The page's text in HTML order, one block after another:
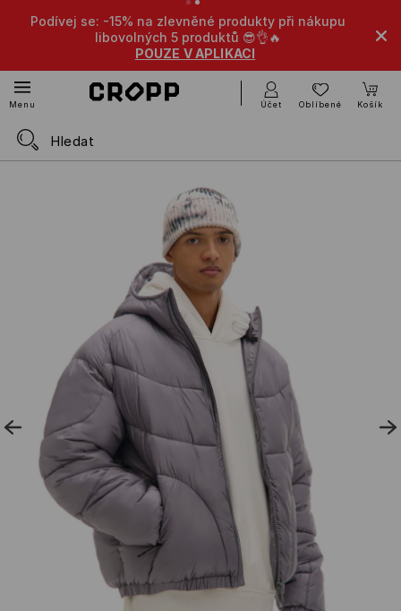
-10% na zlevněné
na zlevněné produkty při nákupu
5 produktů 😎👌🔥
POUZE V APLIKACI
Menu Účet Oblíbené Košík